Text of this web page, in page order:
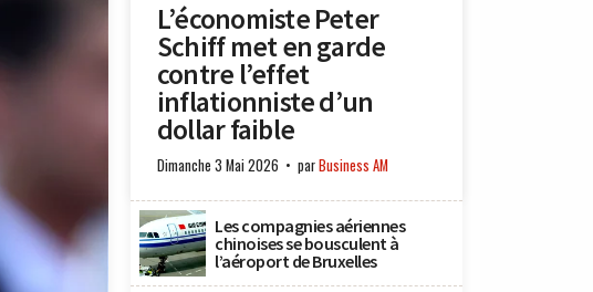
L’économiste Peter
Schiff met en garde
contre l’effet
inflationniste d’un
dollar faible
Dimanche 3 Mai 2026 parBusiness AM
Les compagnies aériennes
chinoises se bousculent à
l’aéroport de Bruxelles